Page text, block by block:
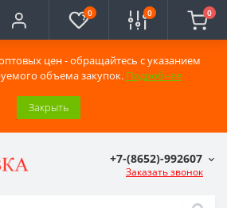
цен - обращайтесь с указанием
объема закупок. Подробнее
Закрыть
0 0 0
+7-(8652)-992607
Заказать звонок